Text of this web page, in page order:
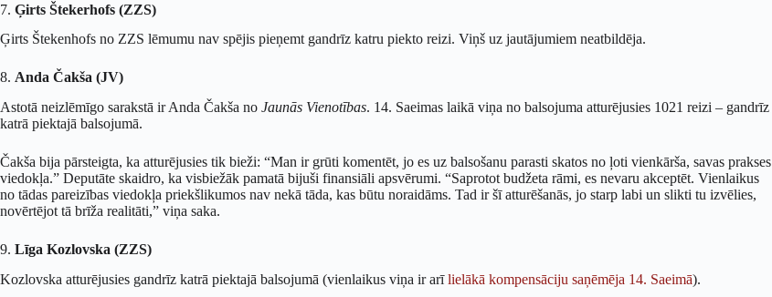
7. Ģirts Štekerhofs (ZZS)
Ģirts Štekenhofs no ZZS lēmumu nav spējis pieņemt gandrīz katru piekto reizi. Viņš uz jautājumiem neatbildēja.
8. Anda Čakša (JV)
Astotā neizlēmīgo sarakstā ir Anda Čakša no Jaunās Vienotības. 14. Saeimas laikā viņa no balsojuma atturējusies 1021 reizi – gandrīz
katrā piektajā balsojumā.
Čakša bija pārsteigta, ka atturējusies tik bieži: “Man ir grūti komentēt, jo es uz balsošanu parasti skatos no ļoti vienkārša, savas prakses
viedokļa.” Deputāte skaidro, ka visbiežāk pamatā bijuši finansiāli apsvērumi. “Saprotot budžeta rāmi, es nevaru akceptēt. Vienlaikus
no tādas pareizības viedokļa priekšlikumos nav nekā tāda, kas būtu noraidāms. Tad ir šī atturēšanās, jo starp labi un slikti tu izvēlies,
novērtējot tā brīža realitāti,” viņa saka.
9. Līga Kozlovska (ZZS)
Kozlovska atturējusies gandrīz katrā piektajā balsojumā (vienlaikus viņa ir arīlielākā kompensāciju saņēmēja 14. Saeimā).